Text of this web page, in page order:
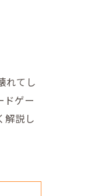
れてし
ドゲー
解説し